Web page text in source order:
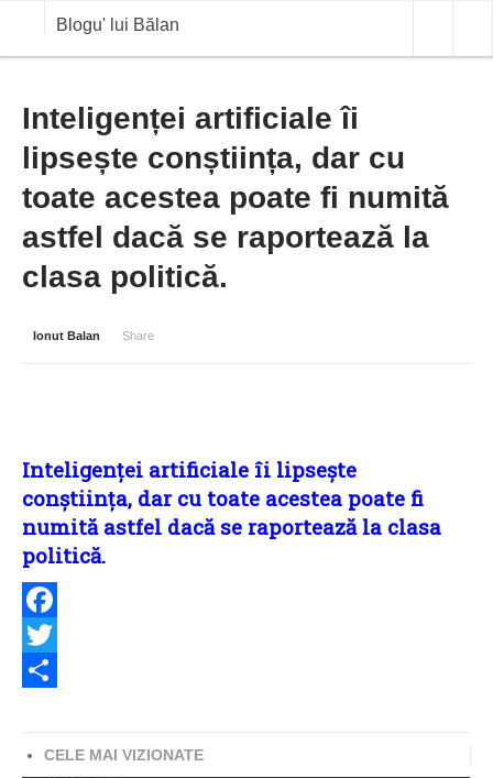
Blogu' lui Bălan
OPINII
ANALIZE
BLOG IN DIALOG
STIRI
CURS VALUTAR IN TIMP REAL
Inteligenței artificiale îi
lipsește conștiința, dar cu
toate acestea poate fi numită
astfel dacă se raportează la
clasa politică.
Ionut Balan Share
Inteligenței artificiale îi lipsește
conștiința, dar cu toate acestea poate fi
numită astfel dacă se raportează la clasa
politică.
Facebook
Twitter
CELE MAI VIZIONATE